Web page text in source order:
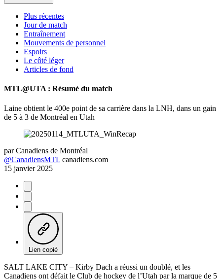
Plus récentes
Jour de match
Entraînement
Mouvements de personnel
Espoirs
Le côté léger
Articles de fond
MTL@UTA : Résumé du match
Laine obtient le 400e point de sa carrière dans la LNH, dans un gain
de 5 à 3 de Montréal en Utah
par Canadiens de Montréal
@CanadiensMTL canadiens.com
15 janvier 2025
Lien copié
SALT LAKE CITY – Kirby Dach a réussi un doublé, et les
Canadiens ont défait le Club de hockey de l’Utah par la marque de 5